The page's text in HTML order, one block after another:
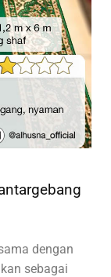
dengan
sebagai